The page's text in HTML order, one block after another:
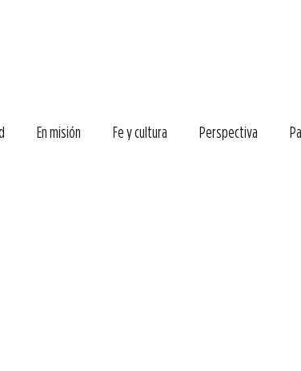
En misión Fe y cultura Perspectiva